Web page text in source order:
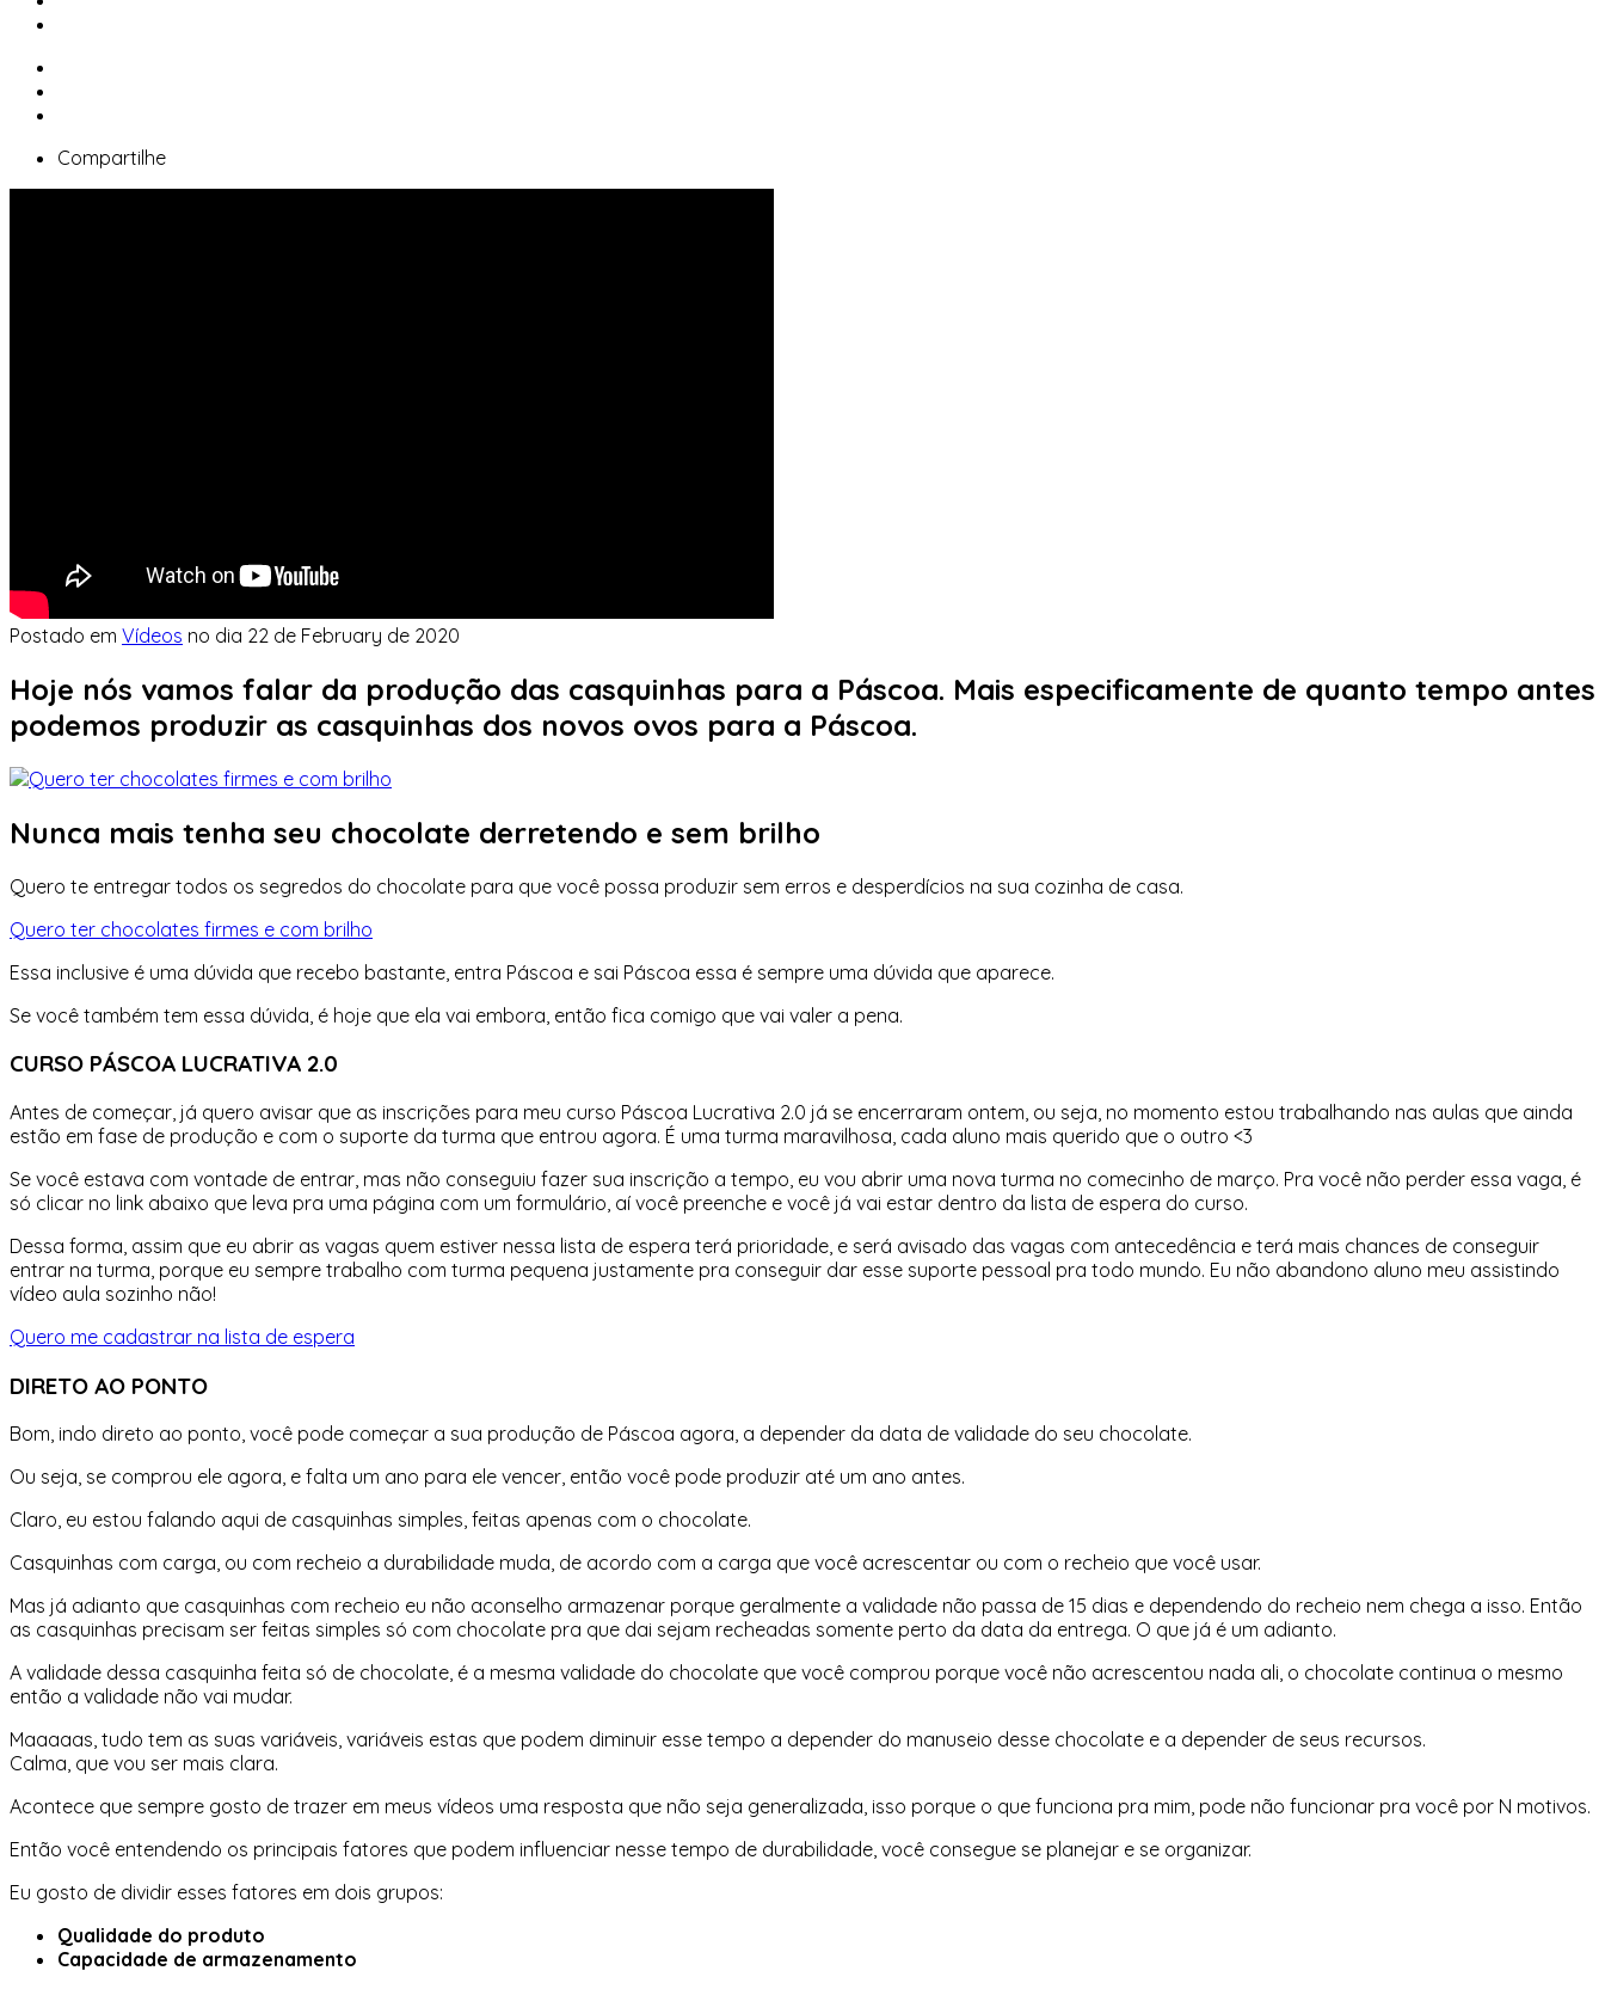
Compartilhe
Postado em Vídeos no dia 22 de February de 2020
Hoje nós vamos falar da produção das casquinhas para a Páscoa. Mais especificamente de quanto tempo antes
podemos produzir as casquinhas dos novos ovos para a Páscoa.
Nunca mais tenha seu chocolate derretendo e sem brilho
Quero te entregar todos os segredos do chocolate para que você possa produzir sem erros e desperdícios na sua cozinha de casa.
Quero ter chocolates firmes e com brilho
Essa inclusive é uma dúvida que recebo bastante, entra Páscoa e sai Páscoa essa é sempre uma dúvida que aparece.
Se você também tem essa dúvida, é hoje que ela vai embora, então fica comigo que vai valer a pena.
CURSO PÁSCOA LUCRATIVA 2.0
Antes de começar, já quero avisar que as inscrições para meu curso Páscoa Lucrativa 2.0 já se encerraram ontem, ou seja, no momento estou trabalhando nas aulas que ainda
estão em fase de produção e com o suporte da turma que entrou agora. É uma turma maravilhosa, cada aluno mais querido que o outro <3
Se você estava com vontade de entrar, mas não conseguiu fazer sua inscrição a tempo, eu vou abrir uma nova turma no comecinho de março. Pra você não perder essa vaga, é
só clicar no link abaixo que leva pra uma página com um formulário, aí você preenche e você já vai estar dentro da lista de espera do curso.
Dessa forma, assim que eu abrir as vagas quem estiver nessa lista de espera terá prioridade, e será avisado das vagas com antecedência e terá mais chances de conseguir
entrar na turma, porque eu sempre trabalho com turma pequena justamente pra conseguir dar esse suporte pessoal pra todo mundo. Eu não abandono aluno meu assistindo
vídeo aula sozinho não!
Quero me cadastrar na lista de espera
DIRETO AO PONTO
Bom, indo direto ao ponto, você pode começar a sua produção de Páscoa agora, a depender da data de validade do seu chocolate.
Ou seja, se comprou ele agora, e falta um ano para ele vencer, então você pode produzir até um ano antes.
Claro, eu estou falando aqui de casquinhas simples, feitas apenas com o chocolate.
Casquinhas com carga, ou com recheio a durabilidade muda, de acordo com a carga que você acrescentar ou com o recheio que você usar.
Mas já adianto que casquinhas com recheio eu não aconselho armazenar porque geralmente a validade não passa de 15 dias e dependendo do recheio nem chega a isso. Então
as casquinhas precisam ser feitas simples só com chocolate pra que dai sejam recheadas somente perto da data da entrega. O que já é um adianto.
A validade dessa casquinha feita só de chocolate, é a mesma validade do chocolate que você comprou porque você não acrescentou nada ali, o chocolate continua o mesmo
então a validade não vai mudar.
Maaaaas, tudo tem as suas variáveis, variáveis estas que podem diminuir esse tempo a depender do manuseio desse chocolate e a depender de seus recursos.
Calma, que vou ser mais clara.
Acontece que sempre gosto de trazer em meus vídeos uma resposta que não seja generalizada, isso porque o que funciona pra mim, pode não funcionar pra você por N motivos.
Então você entendendo os principais fatores que podem influenciar nesse tempo de durabilidade, você consegue se planejar e se organizar.
Eu gosto de dividir esses fatores em dois grupos:
Qualidade do produto
Capacidade de armazenamento